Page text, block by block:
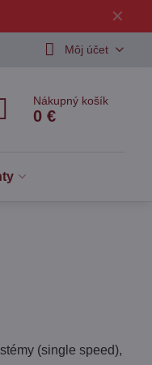
✕
Môj účet
Nákupný košík
0 €
(single speed),